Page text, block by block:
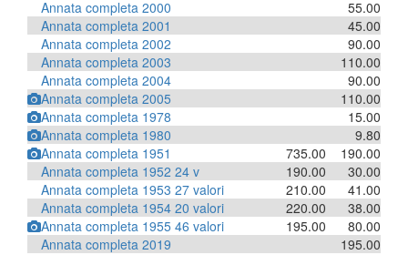
Annata completa 2000
55.00
Annata completa 2001
45.00
Annata completa 2002
90.00
Annata completa 2003
110.00
Annata completa 2004
90.00
Annata completa 2005
110.00
Annata completa 1978
15.00
Annata completa 1980
9.80
Annata completa 1951
735.00
190.00
Annata completa 1952 24 v
190.00
30.00
Annata completa 1953 27 valori
210.00
41.00
Annata completa 1954 20 valori
220.00
38.00
Annata completa 1955 46 valori
195.00
80.00
Annata completa 2019
195.00